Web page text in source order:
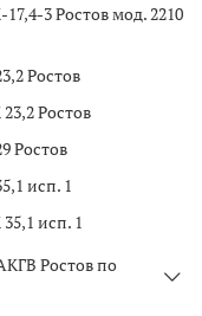
3 Ростов мод. 2210
Ростов
Ростов
Ростов
исп. 1
исп. 1
Ростов по